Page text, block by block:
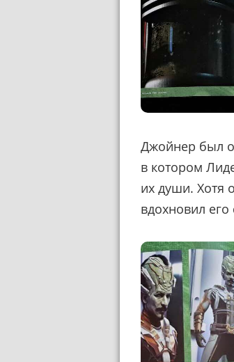
Джойнер был
в котором
их души. Хотя
вдохновил